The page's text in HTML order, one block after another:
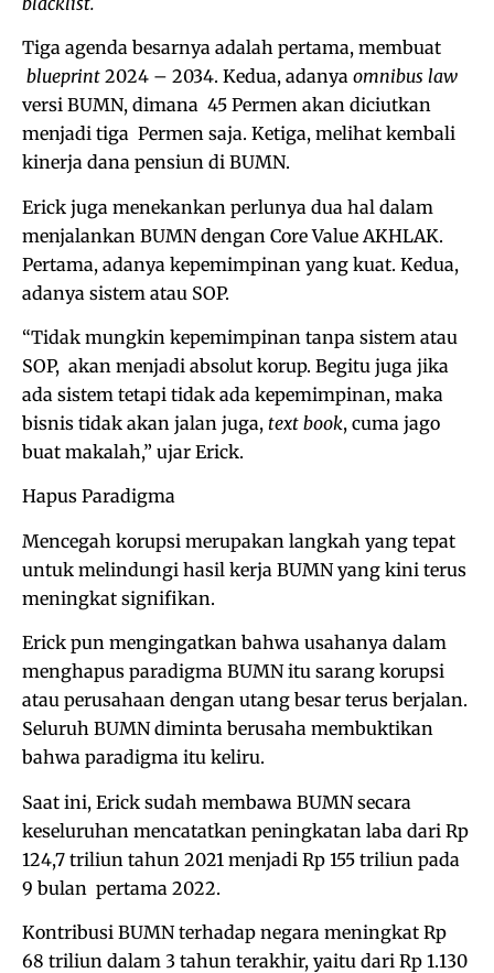
Tiga agenda besarnya adalah pertama, membuat
blueprint 2024 – 2034. Kedua, adanya omnibus law
versi BUMN, dimana 45 Permen akan diciutkan
menjadi tiga Permen saja. Ketiga, melihat kembali
kinerja dana pensiun di BUMN.
Erick juga menekankan perlunya dua hal dalam
menjalankan BUMN dengan Core Value AKHLAK.
Pertama, adanya kepemimpinan yang kuat. Kedua,
adanya sistem atau SOP.
“Tidak mungkin kepemimpinan tanpa sistem atau
SOP, akan menjadi absolut korup. Begitu juga jika
ada sistem tetapi tidak ada kepemimpinan, maka
bisnis tidak akan jalan juga, text book, cuma jago
buat makalah,” ujar Erick.
Hapus Paradigma
Mencegah korupsi merupakan langkah yang tepat
untuk melindungi hasil kerja BUMN yang kini terus
meningkat signifikan.
Erick pun mengingatkan bahwa usahanya dalam
menghapus paradigma BUMN itu sarang korupsi
atau perusahaan dengan utang besar terus berjalan.
Seluruh BUMN diminta berusaha membuktikan
bahwa paradigma itu keliru.
Saat ini, Erick sudah membawa BUMN secara
keseluruhan mencatatkan peningkatan laba dari Rp
124,7 triliun tahun 2021 menjadi Rp 155 triliun pada
9 bulan pertama 2022.
Kontribusi BUMN terhadap negara meningkat Rp
68 triliun dalam 3 tahun terakhir, yaitu dari Rp 1.130